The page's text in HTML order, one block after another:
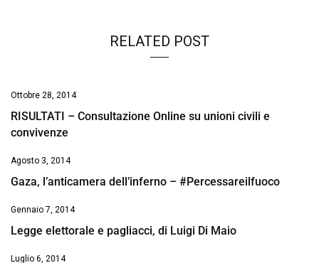
RELATED POST
Ottobre 28, 2014
RISULTATI – Consultazione Online su unioni civili e
convivenze
Agosto 3, 2014
Gaza, l’anticamera dell’inferno – #Percessareilfuoco
Gennaio 7, 2014
Legge elettorale e pagliacci, di Luigi Di Maio
Luglio 6, 2014